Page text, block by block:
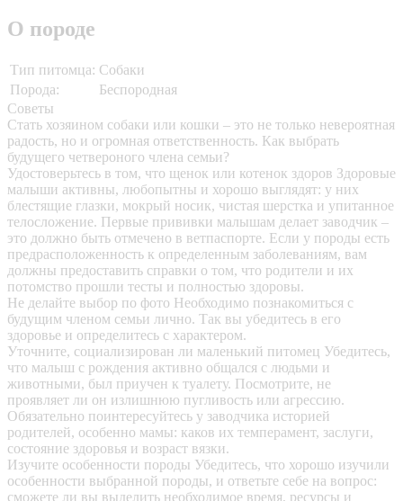
О породе
Тип питомца: Собаки
Порода:
Беспородная
Советы
Стать хозяином собаки или кошки – это не только невероятная
радость, но и огромная ответственность. Как выбрать
будущего четвероного члена семьи?
Удостоверьтесь в том, что щенок или котенок здоров Здоровые
малыши активны, любопытны и хорошо выглядят: у них
блестящие глазки, мокрый носик, чистая шерстка и упитанное
телосложение. Первые прививки малышам делает заводчик –
это должно быть отмечено в ветпаспорте. Если у породы есть
предрасположенность к определенным заболеваниям, вам
должны предоставить справки о том, что родители и их
потомство прошли тесты и полностью здоровы.
Не делайте выбор по фото Необходимо познакомиться с
будущим членом семьи лично. Так вы убедитесь в его
здоровье и определитесь с характером.
Уточните, социализирован ли маленький питомец Убедитесь,
что малыш с рождения активно общался с людьми и
животными, был приучен к туалету. Посмотрите, не
проявляет ли он излишнюю пугливость или агрессию.
Обязательно поинтересуйтесь у заводчика историей
родителей, особенно мамы: каков их темперамент, заслуги,
состояние здоровья и возраст вязки.
Изучите особенности породы Убедитесь, что хорошо изучили
особенности выбранной породы, и ответьте себе на вопрос:
сможете ли вы выделить необходимое время, ресурсы и